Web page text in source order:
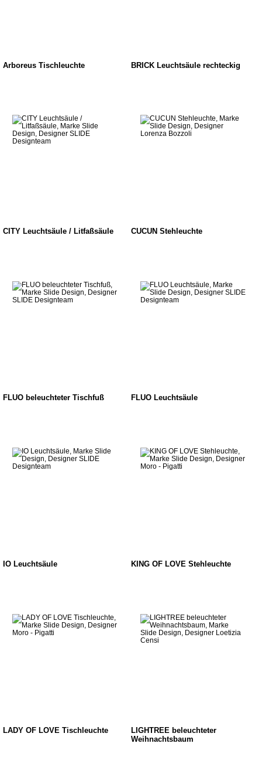
Arboreus Tischleuchte BRICK Leuchtsäule rechteckig
CITY Leuchtsäule / Litfaßsäule CUCUN Stehleuchte
FLUO beleuchteter Tischfuß FLUO Leuchtsäule
IO Leuchtsäule KING OF LOVE Stehleuchte
LADY OF LOVE Tischleuchte
LIGHTREE beleuchteter
Weihnachtsbaum